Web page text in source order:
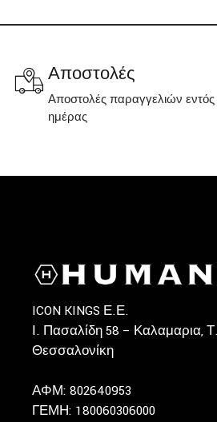
Αποστολές
Αποστολές παραγγελιών εντός
ημέρας
ICON KINGS Ε.Ε.
Ι. Πασαλίδη 58 – Καλαμαρια,
Θεσσαλονίκη
ΑΦΜ: 802640953
ΓΕΜΗ: 180060306000